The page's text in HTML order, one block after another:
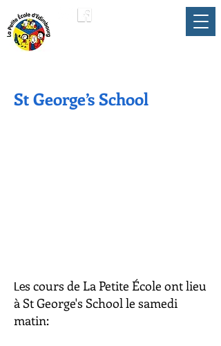
St George’s School
Les cours de La Petite École ont lieu
à St George's School le samedi
matin: